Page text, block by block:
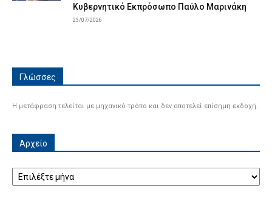
Κυβερνητικό Εκπρόσωπο Παύλο Μαρινάκη
23/07/2026
Γλώσσες
Η μετάφραση τελείται με μηχανικό τρόπο και δεν αποτελεί επίσημη εκδοχή.
Αρχείο